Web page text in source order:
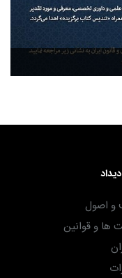
و اصول
ها و قوانین